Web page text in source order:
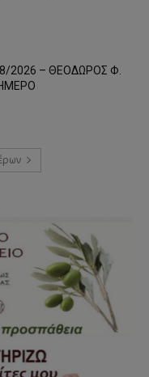
2026 – ΘΕΟΔΩΡΟΣ Φ.